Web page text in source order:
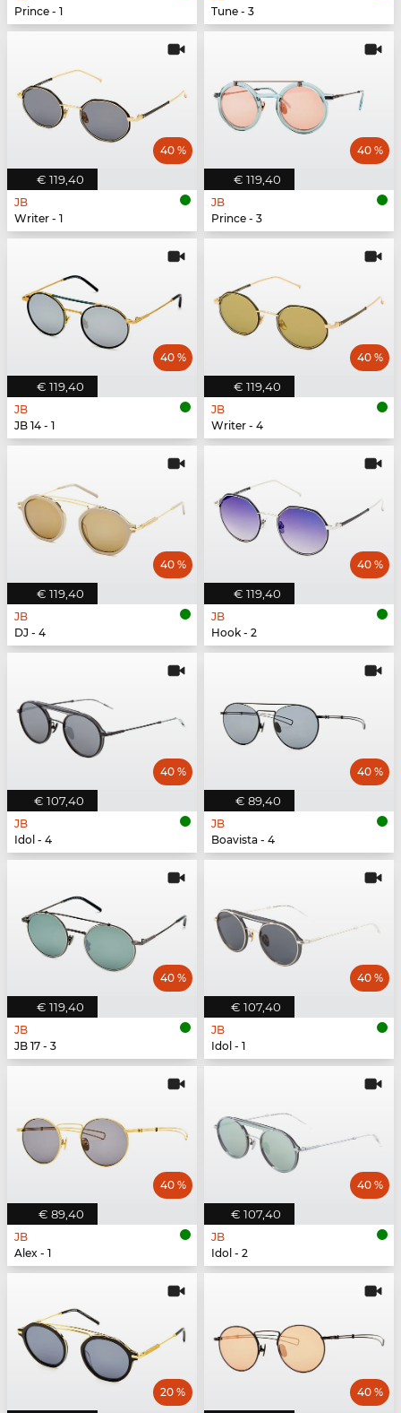
Prince - 1
Tune - 3
€ 119,40
40 %
JB
Writer - 1
€ 119,40
40 %
JB
Prince - 3
€ 119,40
40 %
JB
JB 14 - 1
€ 119,40
40 %
JB
Writer - 4
€ 119,40
40 %
JB
DJ - 4
€ 119,40
40 %
JB
Hook - 2
€ 107,40
40 %
JB
Idol - 4
€ 89,40
40 %
JB
Boavista - 4
€ 119,40
40 %
JB
JB 17 - 3
€ 107,40
40 %
JB
Idol - 1
€ 89,40
40 %
JB
Alex - 1
€ 107,40
40 %
JB
Idol - 2
20 % 40 %